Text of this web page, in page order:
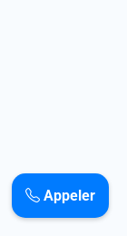
Appeler